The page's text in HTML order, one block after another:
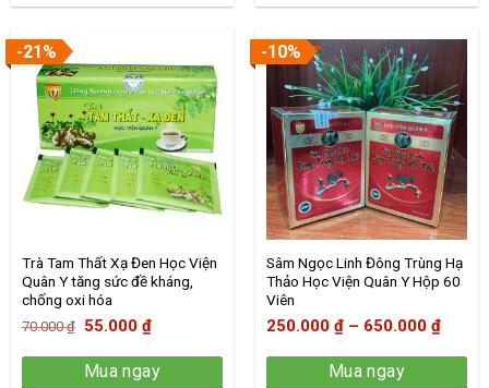
-21%
Trà Tam Thất Xạ Đen Học Viện
Quân Y tăng sức đề kháng,
chống oxi hóa
70.000₫
Giá
là:
55.000 ₫Giá
tại
Mua ngay
-10%
Sâm Ngọc Linh Đông Trùng Hạ
Thảo Học Viện Quân Y Hộp 60
Viên
250.000 ₫ – 650.000 ₫
Mua ngay